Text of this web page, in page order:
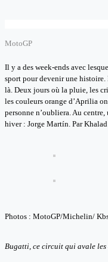
MotoGP
Il y a des week-ends avec
sport pour devenir une histoire.
là. Deux jours où la pluie, les
les couleurs orange d’Aprilia
personne n’oubliera. Au
hiver : Jorge Martín. Par Khalad
Photos : MotoGP/Michelin/
Bugatti, ce circuit qui avale les